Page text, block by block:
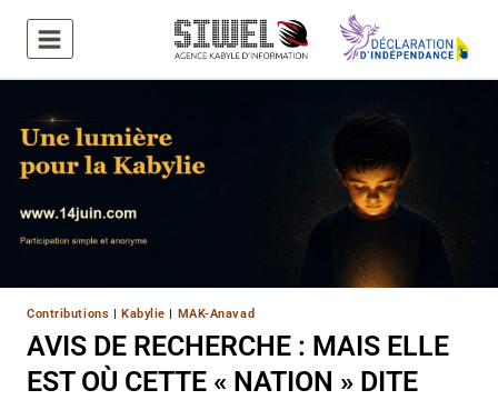
contenu
Contributions | Kabylie | MAK-Anavad
AVIS DE RECHERCHE : MAIS ELLE
EST OÙ CETTE « NATION » DITE